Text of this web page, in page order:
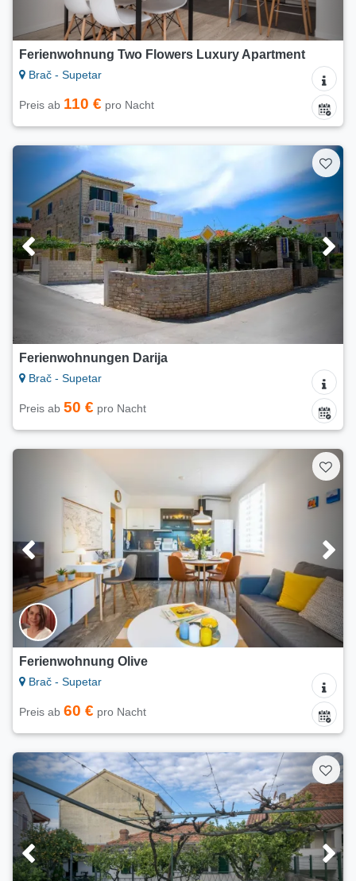
Ferienwohnung Two Flowers Luxury Apartment
Brač - Supetar
Preis ab 110 € pro Nacht
Ferienwohnungen Darija
Brač - Supetar
Preis ab 50 € pro Nacht
Ferienwohnung Olive
Brač - Supetar
Preis ab 60 € pro Nacht